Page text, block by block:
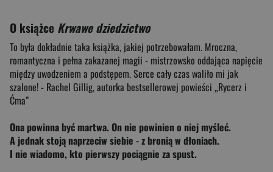
O książce Krwawe dziedzictwo
To była dokładnie taka książka, jakiej potrzebowałam. Mroczna,
romantyczna i pełna zakazanej magii - mistrzowsko oddająca napięcie
między uwodzeniem a podstępem. Serce cały czas waliło mi jak
szalone! - Rachel Gillig, autorka bestsellerowej powieści „Rycerz i
Ćma”
Ona powinna być martwa. On nie powinien o niej myśleć.
A jednak stoją naprzeciw siebie -z bronią w dłoniach.
I nie wiadomo, kto pierwszy pociągnie za spust.